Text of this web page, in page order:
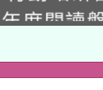
度閱讀
師名單